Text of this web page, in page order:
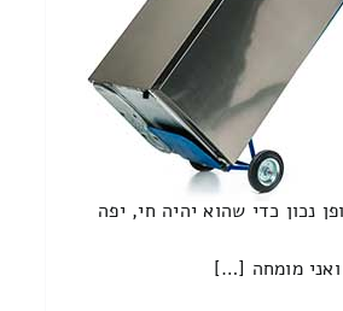
נכון כדי שהוא יהיה חי, יפה
ואני מומחה […]